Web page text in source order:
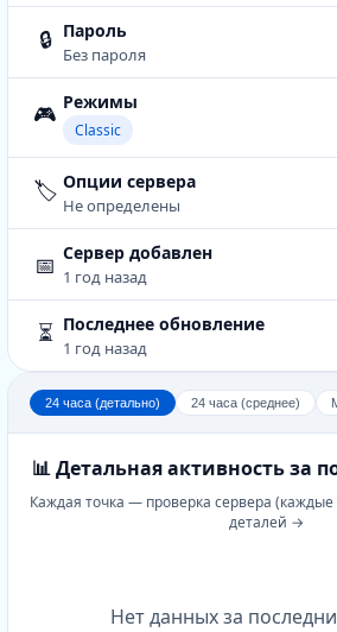
🔒 Пароль
Без пароля
🎮 Режимы
Classic
🏷️ Опции сервера
Не определены
📅 Сервер добавлен
1 год назад
⏳ Последнее обновление
1 год назад
24 часа (детально) 24 часа (среднее)
📊 Детальная активность за
Каждая точка — проверка сервера
деталей →
Нет данных за